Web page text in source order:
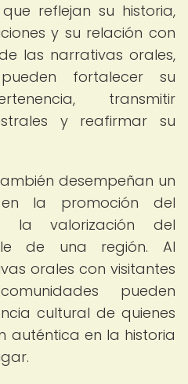
reflejan su historia,
y su relación con
las narrativas orales,
fortalecer su
transmitir
y reafirmar su
desempeñan un
la promoción del
la valorización del
de una región. Al
orales con visitantes
pueden
cultural de quienes
auténtica en la historia